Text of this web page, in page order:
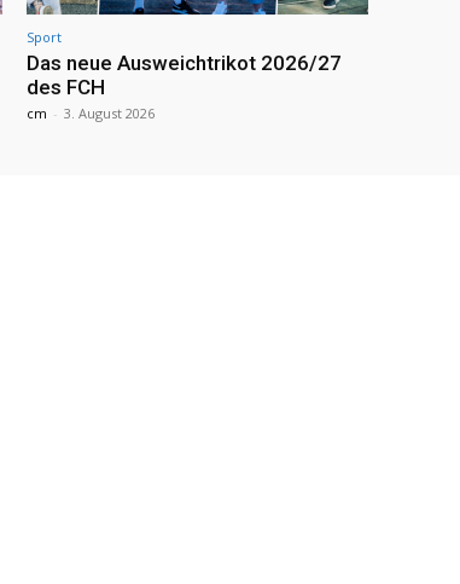
Sport
Das neue Ausweichtrikot 2026/27
des FCH
cm - 3. August 2026